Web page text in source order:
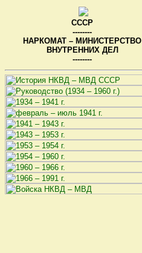
СССР
--------
НАРКОМАТ – МИНИСТЕРСТВО
ВНУТРЕННИХ ДЕЛ
--------